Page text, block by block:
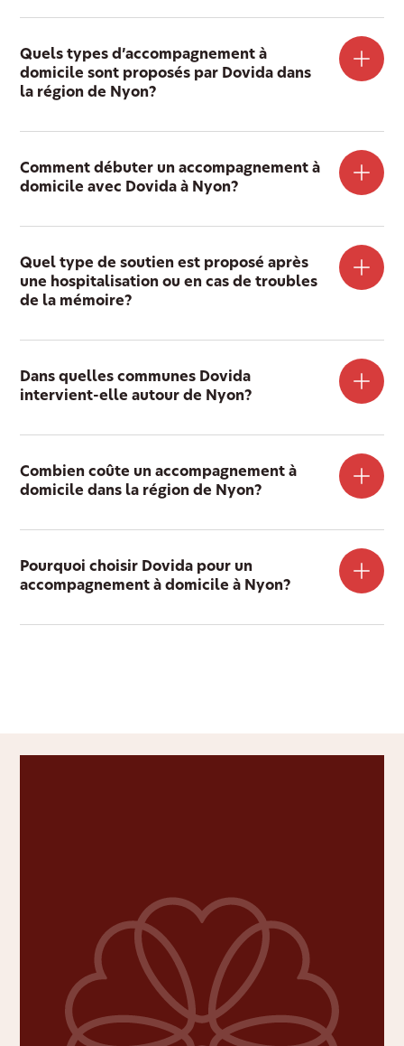
Quels types d’accompagnement à
domicile sont proposés par Dovida dans
la région de Nyon?
Comment débuter un accompagnement à
domicile avec Dovida à Nyon?
Quel type de soutien est proposé après
une hospitalisation ou en cas de troubles
de la mémoire?
Dans quelles communes Dovida
intervient-elle autour de Nyon?
Combien coûte un accompagnement à
domicile dans la région de Nyon?
Pourquoi choisir Dovida pour un
accompagnement à domicile à Nyon?